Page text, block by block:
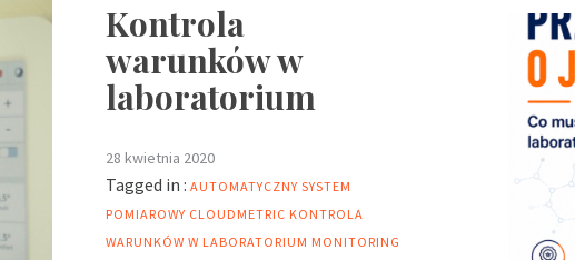
Kontrola
warunków w
laboratorium
28 kwietnia 2020
Tagged in : AUTOMATYCZNY SYSTEM
POMIAROWY CLOUDMETRIC KONTROLA
WARUNKÓW W LABORATORIUM MONITORING